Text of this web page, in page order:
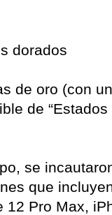
dorados
de oro (con
de “Estados
se
que
12 Pro Max,